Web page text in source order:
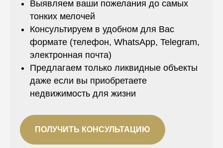
Выявляем ваши пожелания до самых
тонких мелочей
Консультируем в удобном для Вас
формате (телефон, WhatsApp, Telegram,
электронная почта)
Предлагаем только ликвидные объекты
даже если вы приобретаете
недвижимость для жизни
ПОЛУЧИТЬ КОНСУЛЬТАЦИЮ